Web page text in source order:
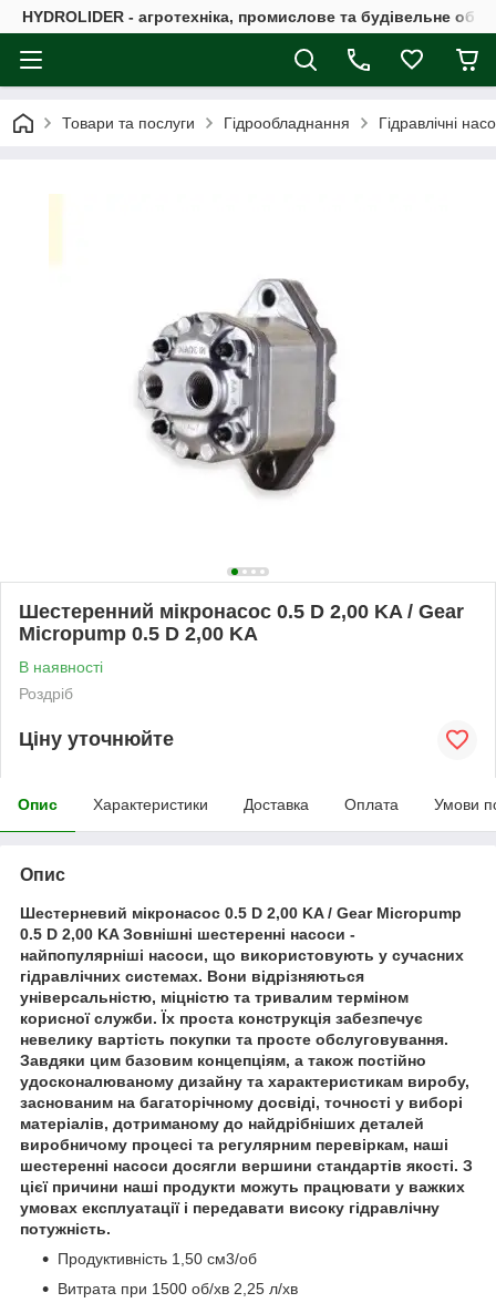
HYDROLIDER - агротехніка, промислове та будівельне
Товари та послуги Гідрообладнання Гідравлічні
Шестеренний мікронасос 0.5 D 2,00 KA / Gear
Micropump 0.5 D 2,00 KA
В наявності
Роздріб
Ціну уточнюйте
Опис Характеристики Доставка Оплата Умови
Опис
Шестерневий мікронасос 0.5 D 2,00 KA / Gear Micropump
0.5 D 2,00 KA Зовнішні шестеренні насоси -
найпопулярніші насоси, що використовують у сучасних
гідравлічних системах. Вони відрізняються
універсальністю, міцністю та тривалим терміном
корисної служби. Їх проста конструкція забезпечує
невелику вартість покупки та просте обслуговування.
Завдяки цим базовим концепціям, а також постійно
удосконалюваному дизайну та характеристикам виробу,
заснованим на багаторічному досвіді, точності у виборі
матеріалів, дотриманому до найдрібніших деталей
виробничому процесі та регулярним перевіркам, наші
шестеренні насоси досягли вершини стандартів якості. З
цієї причини наші продукти можуть працювати у важких
умовах експлуатації і передавати високу гідравлічну
потужність.
Продуктивність 1,50 см3/об
Витрата при 1500 об/хв 2,25 л/хв